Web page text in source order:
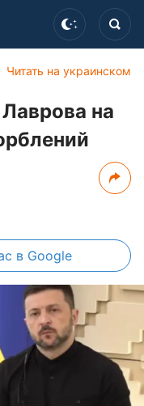
Читать на украинском
на
в Google